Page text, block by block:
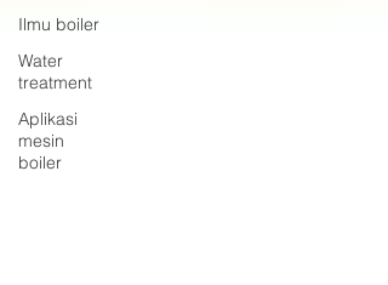
Ilmu boiler
Water
treatment
Aplikasi
mesin
boiler